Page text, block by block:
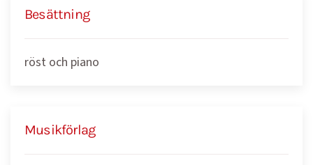
Besättning
röst och piano
Musikförlag